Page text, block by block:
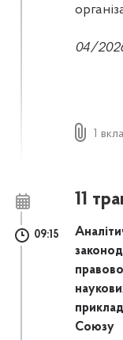
04/
1
11
09:15
Союзу